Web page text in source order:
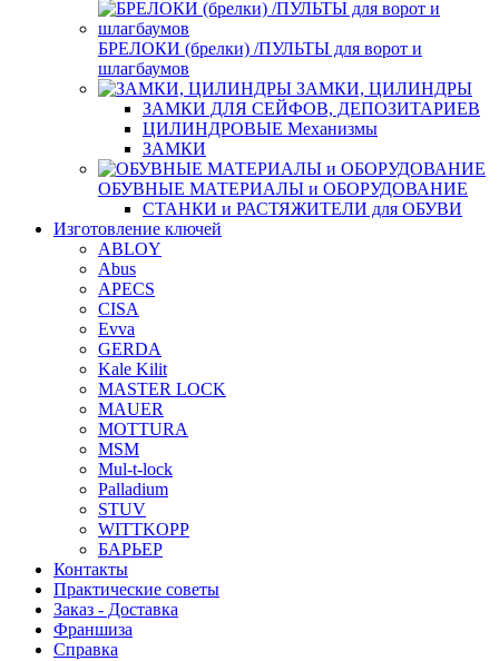
БРЕЛОКИ (брелки) /ПУЛЬТЫ для ворот и
шлагбаумов
ЗАМКИ, ЦИЛИНДРЫ
ЗАМКИ ДЛЯ СЕЙФОВ, ДЕПОЗИТАРИЕВ
ЦИЛИНДРОВЫЕ Механизмы
ЗАМКИ
ОБУВНЫЕ МАТЕРИАЛЫ и ОБОРУДОВАНИЕ
СТАНКИ и РАСТЯЖИТЕЛИ для ОБУВИ
Изготовление ключей
ABLOY
Abus
APECS
CISA
Evva
GERDA
Kale Kilit
MASTER LOCK
MAUER
MOTTURA
MSM
Mul-t-lock
Palladium
STUV
WITTKOPP
БАРЬЕР
Контакты
Практические советы
Заказ - Доставка
Франшиза
Справка